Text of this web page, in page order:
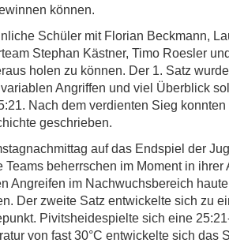
können.
Schüler mit Florian Beckmann,
Stephan Kästner, Timo Roesler
holen zu können. Der 1. Satz
Angriffen und viel Überblick
Nach dem verdienten Sieg
geschrieben.
auf das Endspiel der
beherrschen im Moment in
Angreifen im Nachwuchsbereich
Der zweite Satz entwickelte sich zu
Pivitsheidespielte sich eine
von fast 30°C entwickelte sich